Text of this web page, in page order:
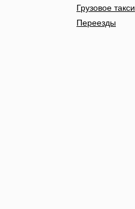
Грузовое такси
Переезды